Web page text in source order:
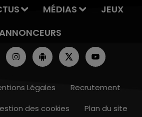
MÉDIAS
JEUX
Légales
Recrutement
des cookies Plan du site